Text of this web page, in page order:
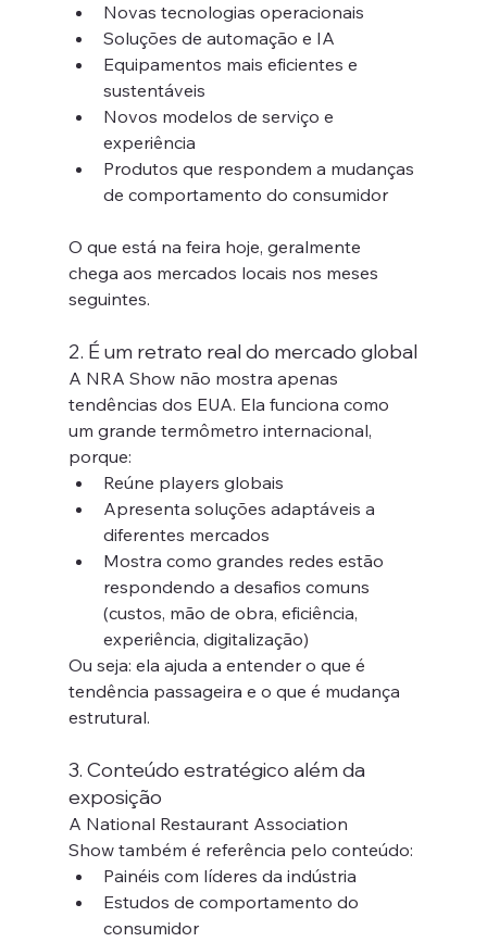
Novas tecnologias operacionais
Soluções de automação e IA
Equipamentos mais eficientes e
sustentáveis
Novos modelos de serviço e
experiência
Produtos que respondem a mudanças
de comportamento do consumidor
O que está na feira hoje, geralmente
chega aos mercados locais nos meses
seguintes.
2. É um retrato real do mercado global
A NRA Show não mostra apenas
tendências dos EUA. Ela funciona como
um grande termômetro internacional,
porque:
Reúne players globais
Apresenta soluções adaptáveis a
diferentes mercados
Mostra como grandes redes estão
respondendo a desafios comuns
(custos, mão de obra, eficiência,
experiência, digitalização)
Ou seja: ela ajuda a entender o que é
tendência passageira e o que é mudança
estrutural.
3. Conteúdo estratégico além da
exposição
A National Restaurant Association
Show também é referência pelo conteúdo:
Painéis com líderes da indústria
Estudos de comportamento do
consumidor